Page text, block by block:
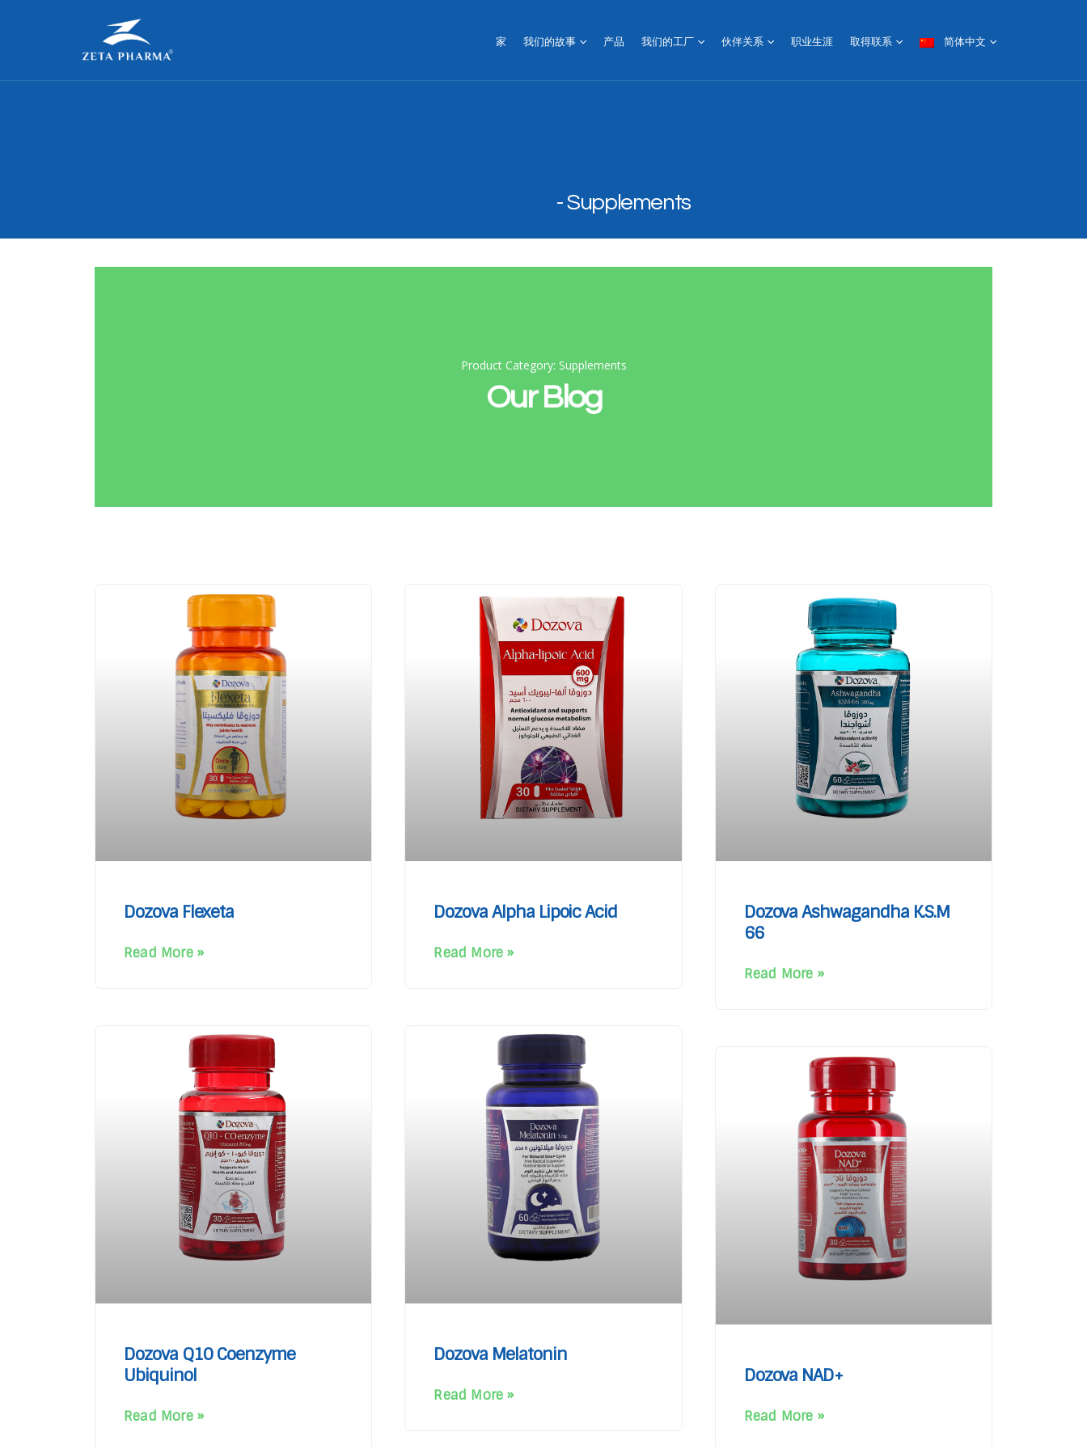
家 我们的故事 产品 我们的工厂 伙伴关系 职业生涯 取得联系 简体中文
Supplements
Product Category: Supplements
Our Blog
Dozova Flexeta
Read More »
Dozova Alpha Lipoic Acid
Read More »
Dozova Ashwagandha K.S.M
66
Read More »
Dozova Q10 Coenzyme
Ubiquinol
Read More »
Dozova Melatonin
Read More »
Dozova NAD+
Read More »